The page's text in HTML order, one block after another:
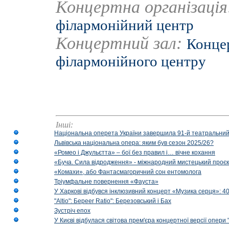
Концертна
філармонійний центр
Концертний зал:
філармонійного центру
Інші:
Національна оперета України завершила 91-й
Львівська національна опера: яким був сезон 2025/26?
«Ромео і Джульєтта» – бої без правил і… вічне кохання
«Буча. Сила відродження» - міжнародний мистецький
«Комахи», або Фантасмагоричний сон ентомолога
Тріумфальне повернення «Фауста»
У Харкові відбувся інклюзивний концерт «Музика серця»:
"Altio": Береer Ratio": Березовський і Бах
Зустріч епох
У Києві відбулася світова прем'єра концертної версії